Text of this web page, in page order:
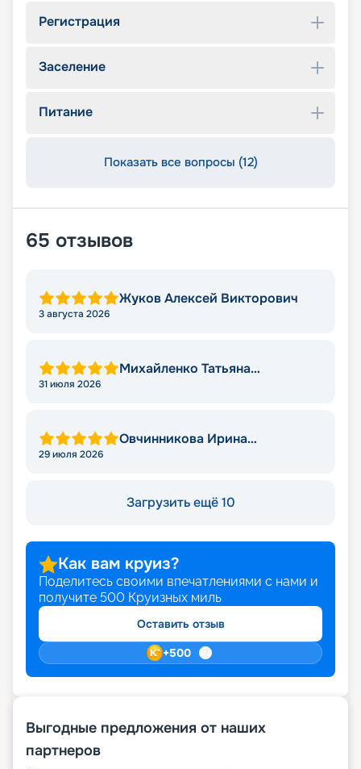
Регистрация
Заселение
Питание
Показать все вопросы (12)
65 отзывов
Жуков Алексей Викторович
3 августа 2026
Михайленко Татьяна
31 июля 2026
Овчинникова Ирина
29 июля 2026
Загрузить ещё 10
Как вам круиз?
Поделитесь своими впечатлениями с нами и
получите 500 Круизных миль
Оставить отзыв
+500
Выгодные предложения от наших
партнеров